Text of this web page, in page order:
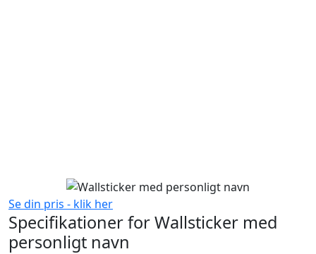
Se din pris - klik her
Specifikationer for Wallsticker med
personligt navn